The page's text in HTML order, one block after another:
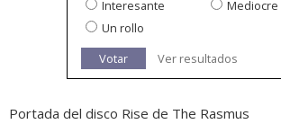
Interesante
Mediocre
Un rollo
Votar
Ver resultados
Portada del disco Rise de The Rasmus